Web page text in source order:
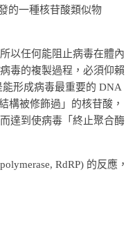
的一種核苷酸類似物
以任何能阻止病毒在體內
毒的複製過程，必須仰賴
形成病毒最重要的 DNA
構被修飾過」的核苷酸，
達到使病毒「終止聚合酶
RdRP) 的反應，